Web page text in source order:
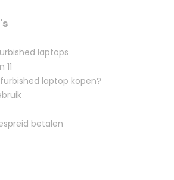
laptops
laptop kopen?
betalen